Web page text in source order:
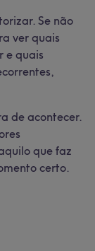
Se não
ver quais
e quais
de acontecer.
que faz
certo.